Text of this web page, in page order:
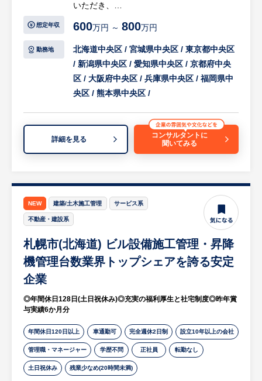
副作用が少ないことが特徴で、5年生存率
10%と言われる膠芽腫に対して一定の有用性
が実証されています。
※2017年に保険収載が開始され、現在は膠
芽腫（脳腫瘍）／切除不能な進行・再発の非
小細胞肺癌（NSCLC）に対して適応があり
ます。
研修を終えた後、現場でのOJT研修となりま
・地方で活動する営業職は在宅勤務で、営業
となります。
いただき、
■キャリアパートナーの役割
同社のキャリアパートナーは、インフラ産業
（物流・建設・製造・整備等）に特化した人
材紹介事業で、採用したい企業様（以下、企
職者）をマッチングする役割を担当していま
ルスが契約した企業の中でマッチする求人を
見つけ、求職者に求人を、企業に求職者の提
案を行い、採用・入社までサポートします。
インフラ産業は市場規模100兆円を超えるス
ケールでありながら採用難が続いており、人
価値提供できるため、業界への貢献実感を強
■キャリアパートナーの業務全体の流れ
キャリアパートナーが、1名の求職者の入社
までに関わる業務の流れは下記になります。
想定年収 600万円 ～ 800万円
勤務地
北海道中央区 / 宮城県中央区 / 東京都中央区
/ 新潟県中央区 / 愛知県中央区 / 京都府中央
区 / 大阪府中央区 / 兵庫県中央区 / 福岡県中
央区 / 熊本県中央区 /
詳細を見る
コンサルタントに
聞いてみる
NEW 建築/土木施工管理 サービス系
不動産・建設系
札幌市(北海道) ビル設備施工管理・昇降
機管理台数業界トップシェアを誇る安定
企業
◎年間休日128日(土日祝休み)◎充実の福利厚生と社宅制度◎昨年賞
与実績6か月分
年間休日120日以上 車通勤可 完全週休2日制 設立10年以上の会社
管理職・マネージャー 学歴不問 正社員 転勤なし
土日祝休み 残業少なめ(20時間未満)